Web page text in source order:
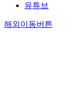
유튜브
해외이동버튼